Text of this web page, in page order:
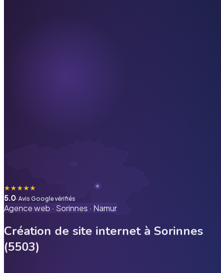
★★★★★
5.0· Avis Google vérifiés
Agence web · Sorinnes · Namur
Création de site internet à Sorinnes
(5503)